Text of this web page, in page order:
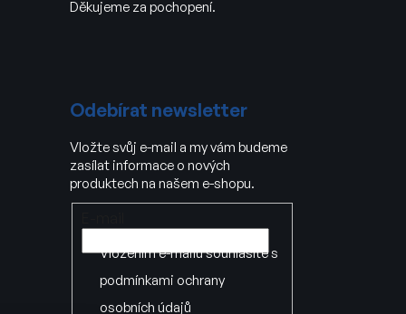
Děkujeme za pochopení.
Odebírat newsletter
Vložte svůj e-mail a my vám budeme
zasílat informace o nových
produktech na našem e-shopu.
Vložením e-mailu souhlasíte s
podmínkami ochrany
osobních údajů